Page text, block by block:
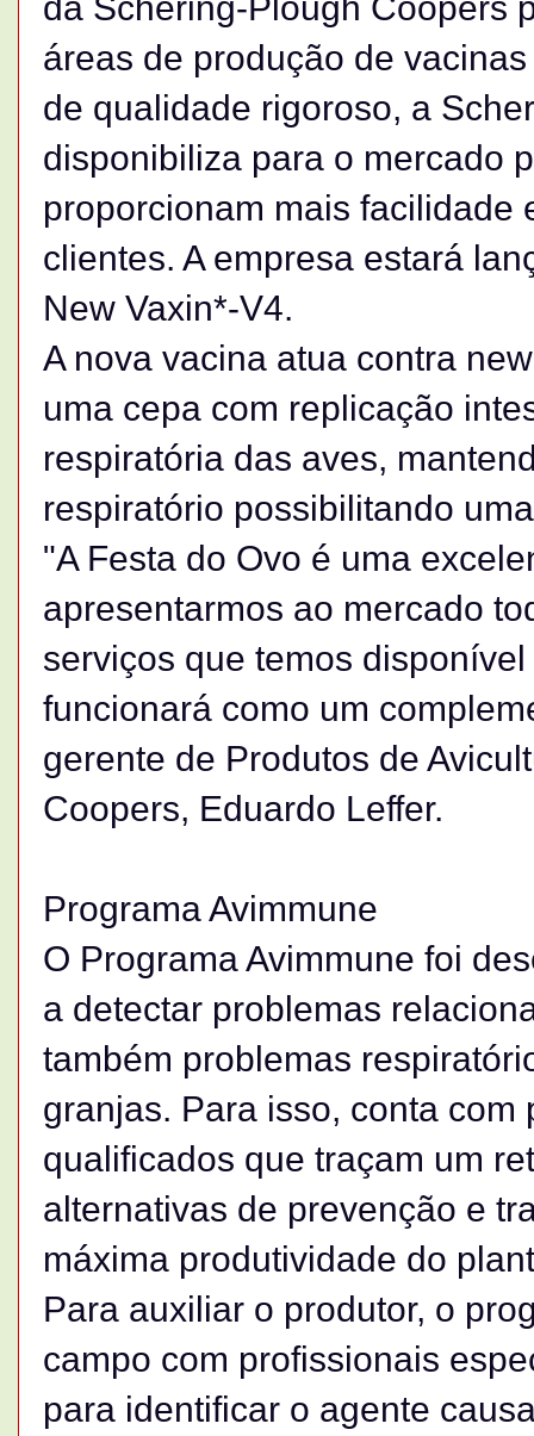
áreas de produção de
de qualidade rigoroso, a
disponibiliza para o mercado
proporcionam mais facilidade
clientes. A empresa estará
New Vaxin*-V4.
A nova vacina atua contra
uma cepa com replicação
respiratória das aves,
respiratório possibilitando
"A Festa do Ovo é uma
apresentarmos ao mercado
serviços que temos
funcionará como um
gerente de Produtos de
Coopers, Eduardo Leffer.
Programa Avimmune
O Programa Avimmune foi
a detectar problemas
também problemas
granjas. Para isso, conta com
qualificados que traçam um
alternativas de prevenção e
máxima produtividade do
Para auxiliar o produtor, o
campo com profissionais
para identificar o agente